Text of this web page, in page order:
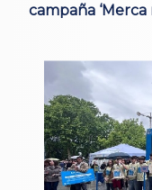
campaña